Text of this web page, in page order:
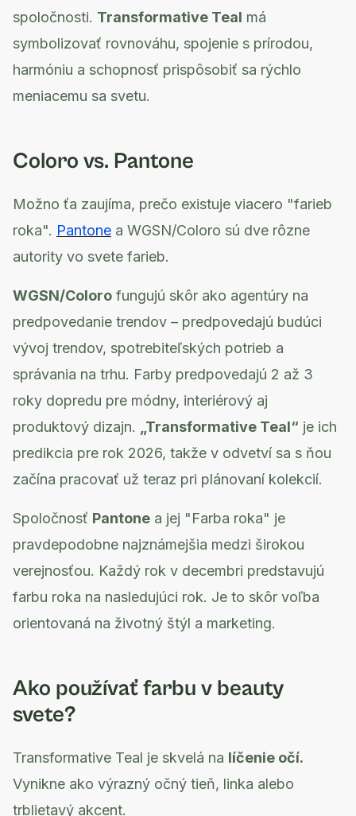
spoločnosti. Transformative Teal má
symbolizovať rovnováhu, spojenie s prírodou,
harmóniu a schopnosť prispôsobiť sa rýchlo
meniacemu sa svetu.
Coloro vs. Pantone
Možno ťa zaujíma, prečo existuje viacero "farieb
roka". Pantone a WGSN/Coloro sú dve rôzne
autority vo svete farieb.
WGSN/Coloro fungujú skôr ako agentúry na
predpovedanie trendov – predpovedajú budúci
vývoj trendov, spotrebiteľských potrieb a
správania na trhu. Farby predpovedajú 2 až 3
roky dopredu pre módny, interiérový aj
produktový dizajn.
„Transformative Teal“ je ich
predikcia pre rok 2026, takže v odvetví sa s ňou
začína pracovať už teraz pri plánovaní kolekcií.
Spoločnosť Pantone a jej "Farba roka" je
pravdepodobne najznámejšia medzi širokou
verejnosťou. Každý rok v decembri predstavujú
farbu roka na nasledujúci rok. Je to skôr voľba
orientovaná na životný štýl a marketing.
Ako používať farbu v beauty
svete?
Transformative Teal je skvelá na líčenie očí.
Vynikne ako výrazný očný tieň, linka alebo
trblietavý akcent.